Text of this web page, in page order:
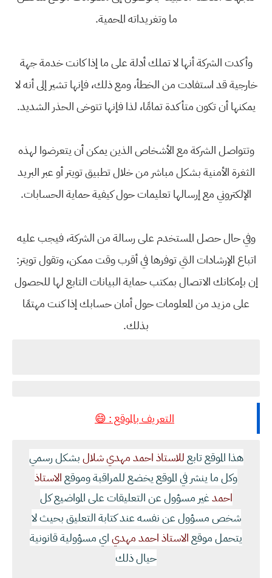
‬ما‭ ‬وتغريداته‭ ‬المحمية‭.‬
‬يمكنها‭ ‬أن‭ ‬تكون‭ ‬متأكدة‭ ‬تمامًا،‭ ‬لذا‭ ‬فإنها‭ ‬تتوخى‭ ‬الحذر‭ ‬الشديد‭.‬
‬الإلكتروني‭ ‬مع‭ ‬إرسالها‭ ‬تعليمات‭ ‬حول‭ ‬كيفية‭ ‬حماية‭ ‬الحسابات‭.‬
‬اتباع‭ ‬الإرشادات‭ ‬التي‭ ‬توفرها‭ ‬في‭ ‬أقرب‭ ‬وقت‭ ‬ممكن،‭ ‬وتقول‭ ‬تويتر‭:‬‭
‬بذلك‭.‬
التعريف بالموقع : 😄
هذا الموقع تابعللاستاذ احمد مهدي شلالبشكل رسمي
وكل ما ينشر في الموقع يخضع للمراقبة وموقعالاستاذ
احمدغير مسؤول عن التعليقات على المواضيع كل
شخص مسؤول عن نفسه عند كتابة التعليق بحيث لا
يتحمل موقعالاستاذ احمد مهدياي مسؤولية قانونية
حيال ذلك